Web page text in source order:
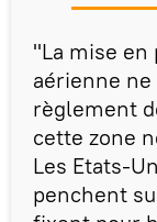
"La mise en
aérienne
règlement
cette zone
Les Etats-
penchent